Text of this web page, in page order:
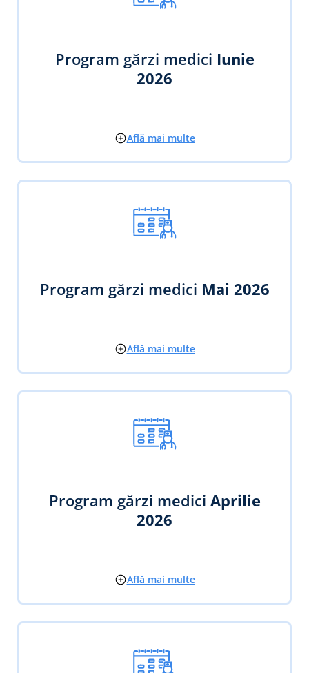
Program gărzi medici Iunie
2026
Află mai multe
Program gărzi medici Mai 2026
Află mai multe
Program gărzi medici Aprilie
2026
Află mai multe